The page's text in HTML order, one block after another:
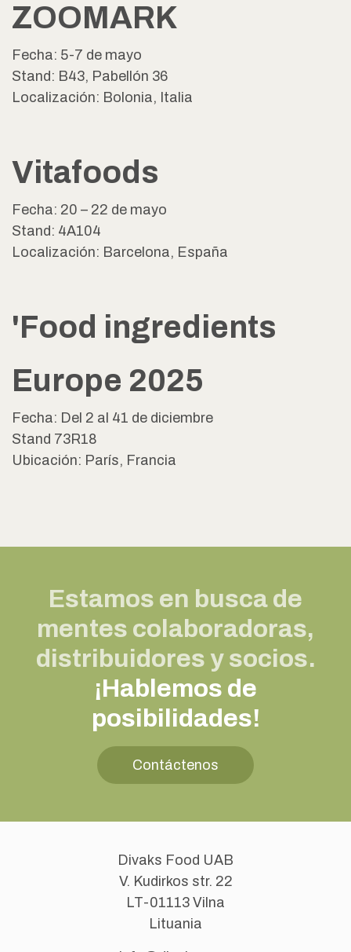
ZOOMARK
Fecha: 5-7 de mayo
Stand: B43, Pabellón 36
Localización: Bolonia, Italia
Vitafoods
Fecha: 20 – 22 de mayo
Stand: 4A104
Localización: Barcelona, España
'Food ingredients
Europe 2025
Fecha: Del 2 al 41 de diciembre
Stand 73R18
Ubicación: París, Francia
Estamos en busca de
mentes colaboradoras,
distribuidores y socios.
¡Hablemos de
posibilidades!
Contáctenos
Divaks Food UAB
V. Kudirkos str. 22
LT-01113 Vilna
Lituania